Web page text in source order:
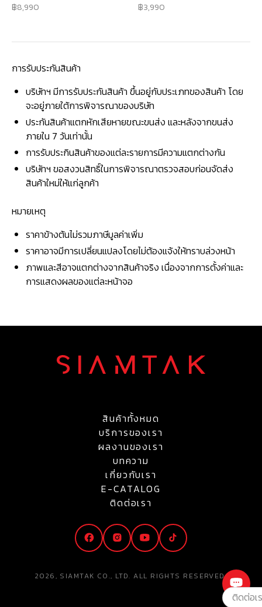
8,990 3,990
การรับประกันสินค้า
บริษัทฯ มีการรับประกันสินค้า ขึ้นอยู่กับประเภทของสินค้า โดย
จะอยู่ภายใต้การพิจารณาของบริษัท
ประกันสินค้าแตกหักเสียหายขณะขนส่ง และหลังจากขนส่ง
ภายใน 7 วันเท่านั้น
การรับประกินสินค้าของแต่ละรายการมีความแตกต่างกัน
บริษัทฯ ขอสงวนสิทธิ์ในการพิจารณาตรวจสอบก่อนจัดส่ง
สินค้าใหม่ให้แก่ลูกค้า
หมายเหตุ
ราคาข้างต้นไม่รวมภาษีมูลค่าเพิ่ม
ราคาอาจมีการเปลี่ยนแปลงโดยไม่ต้องแจ้งให้ทราบล่วงหน้า
ภาพและสีอาจแตกต่างจากสินค้าจริง เนื่องจากการตั้งค่าและ
การแสดงผลของแต่ละหน้าจอ
สินค้าทั้งหมด
บริการของเรา
ผลงานของเรา
บทความ
เกี่ยวกับเรา
E-CATALOG
ติดต่อเรา
2026, SIAMTAK CO., LTD. ALL RIGHTS RESERVED.
ติดต่อเ